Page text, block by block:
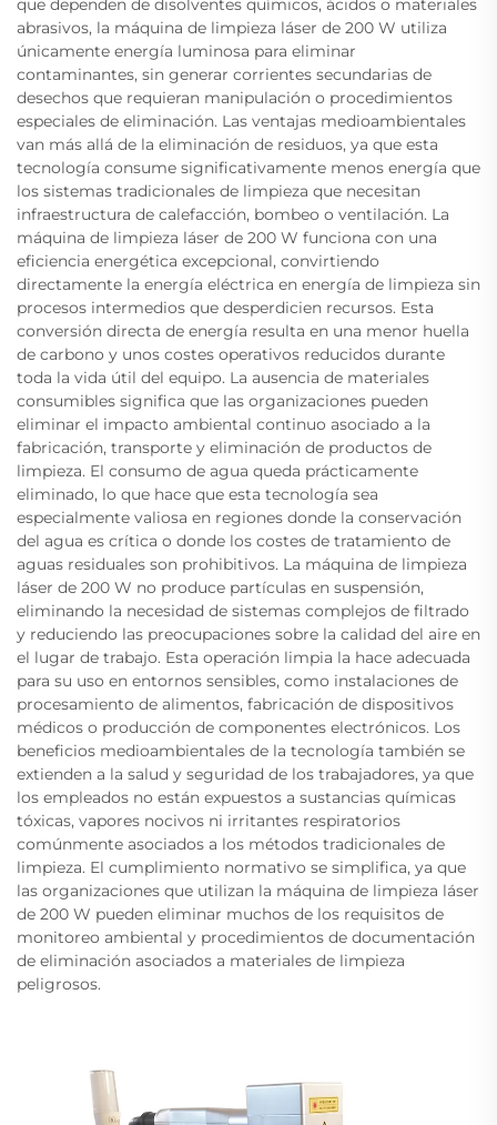
que dependen de disolventes químicos, ácidos o materiales
abrasivos, la máquina de limpieza láser de 200 W utiliza
únicamente energía luminosa para eliminar
contaminantes, sin generar corrientes secundarias de
desechos que requieran manipulación o procedimientos
especiales de eliminación. Las ventajas medioambientales
van más allá de la eliminación de residuos, ya que esta
tecnología consume significativamente menos energía que
los sistemas tradicionales de limpieza que necesitan
infraestructura de calefacción, bombeo o ventilación. La
máquina de limpieza láser de 200 W funciona con una
eficiencia energética excepcional, convirtiendo
directamente la energía eléctrica en energía de limpieza sin
procesos intermedios que desperdicien recursos. Esta
conversión directa de energía resulta en una menor huella
de carbono y unos costes operativos reducidos durante
toda la vida útil del equipo. La ausencia de materiales
consumibles significa que las organizaciones pueden
eliminar el impacto ambiental continuo asociado a la
fabricación, transporte y eliminación de productos de
limpieza. El consumo de agua queda prácticamente
eliminado, lo que hace que esta tecnología sea
especialmente valiosa en regiones donde la conservación
del agua es crítica o donde los costes de tratamiento de
aguas residuales son prohibitivos. La máquina de limpieza
láser de 200 W no produce partículas en suspensión,
eliminando la necesidad de sistemas complejos de filtrado
y reduciendo las preocupaciones sobre la calidad del aire en
el lugar de trabajo. Esta operación limpia la hace adecuada
para su uso en entornos sensibles, como instalaciones de
procesamiento de alimentos, fabricación de dispositivos
médicos o producción de componentes electrónicos. Los
beneficios medioambientales de la tecnología también se
extienden a la salud y seguridad de los trabajadores, ya que
los empleados no están expuestos a sustancias químicas
tóxicas, vapores nocivos ni irritantes respiratorios
comúnmente asociados a los métodos tradicionales de
limpieza. El cumplimiento normativo se simplifica, ya que
las organizaciones que utilizan la máquina de limpieza láser
de 200 W pueden eliminar muchos de los requisitos de
monitoreo ambiental y procedimientos de documentación
de eliminación asociados a materiales de limpieza
peligrosos.